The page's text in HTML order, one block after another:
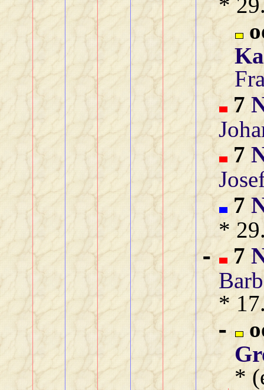
7
7
7
*
- 7
*
-
*